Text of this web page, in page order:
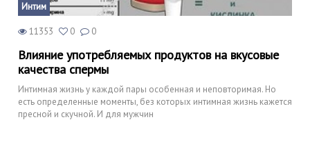
Интим
11353 0 0
Влияние употребляемых продуктов на вкусовые
качества спермы
Интимная жизнь у каждой пары особенная и неповторимая. Но
есть определенные моменты, без которых интимная жизнь кажется
пресной и скучной. И для мужчин